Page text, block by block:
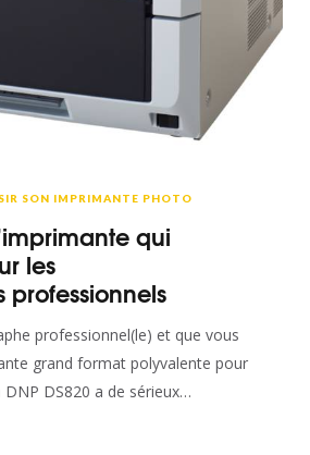
SON IMPRIMANTE PHOTO
qui
les
grand format polyvalente pour
DS820 a de sérieux…